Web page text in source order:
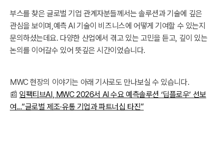
부스를 찾은 글로벌 기업 관계자분들께서는 솔루션과 기술에 깊은
관심을 보이며,예측 AI 기술이 비즈니스에 어떻게 기여할 수 있는지
문의하셨는데요. 다양한 산업에서 겪고 있는 고민을 듣고, 깊이 있는
논의를 이어갈수 있어 뜻깊은 시간이었습니다.
MWC 현장의 이야기는 아래 기사로도 만나보실 수 있습니다.
📰 임팩티브AI, MWC 2026서 AI 수요 예측솔루션 ‘딥플로우’ 선보
여...“글로벌 제조·유통 기업과 파트너십 타진”